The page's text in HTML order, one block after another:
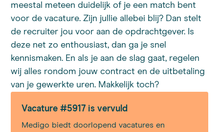
meestal meteen duidelijk of je een match bent
voor de vacature. Zijn jullie allebei blij? Dan stelt
de recruiter jou voor aan de opdrachtgever. Is
deze net zo enthousiast, dan ga je snel
kennismaken. En als je aan de slag gaat, regelen
wij alles rondom jouw contract en de uitbetaling
van je gewerkte uren. Makkelijk toch?
Vacature #5917 is vervuld
Medigo biedt doorlopend vacatures en